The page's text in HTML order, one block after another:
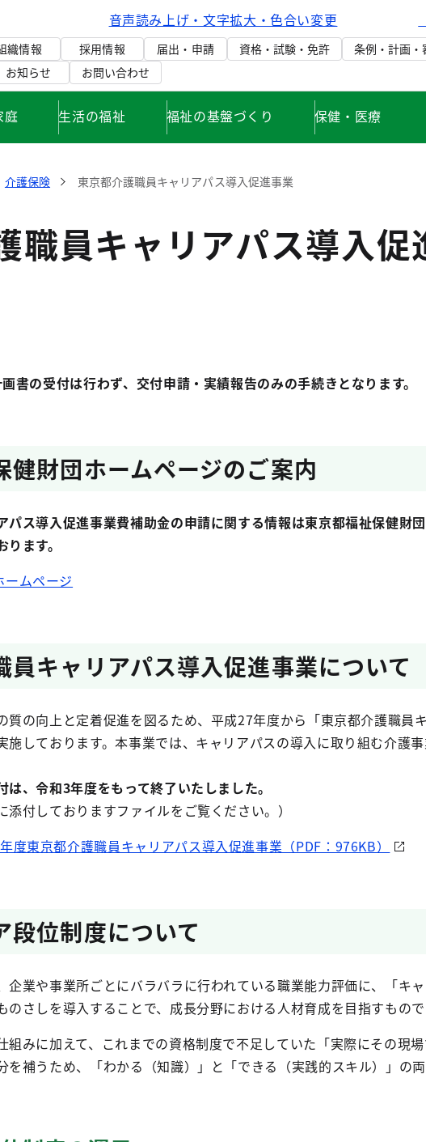
音声読み上げ・文字拡大・色合い変更
織情報 採用情報 届出・申請 資格・試験・免許 条例・計画・
お知らせ お問い合わせ
庭 生活の福祉 福祉の基盤づくり 保健・医療
介護保険 東京都介護職員キャリアパス導入促進事業
職員キャリアパス導入促
書の受付は行わず、交付申請・実績報告のみの手続きとなります。
健財団ホームページのご案内
ス導入促進事業費補助金の申請に関する情報は東京都福祉保健財
ます。
ームページ
員キャリアパス導入促進事業について
の向上と定着促進を図るため、平成27年度から「東京都介護職員
施しております。本事業では、キャリアパスの導入に取り組む介護
、令和3年度をもって終了いたしました。
添付しておりますファイルをご覧ください。）
度東京都介護職員キャリアパス導入促進事業（PDF：976KB）
段位制度について
業や事業所ごとにバラバラに行われている職業能力評価に、「キ
さしを導入することで、成長分野における人材育成を目指すもので
みに加えて、これまでの資格制度で不足していた「実際にその現
を補うため、「わかる（知識）」と「できる（実践的スキル）」の